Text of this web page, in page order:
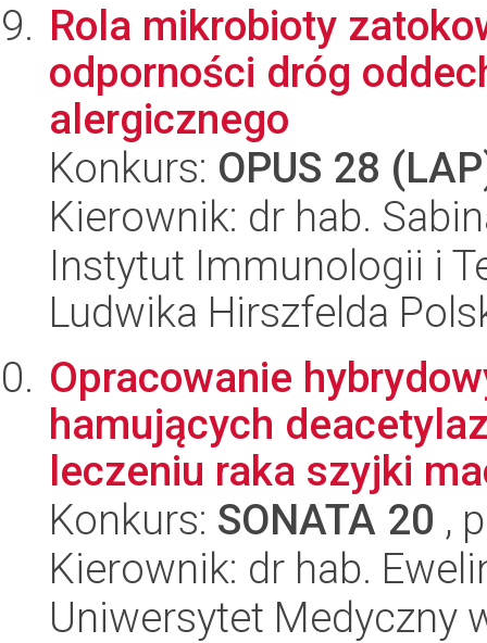
Rola mikrobioty
odporności dróg
alergicznego
Konkurs: OPUS 28
Kierownik: dr hab.
Instytut Immunologii i
Ludwika Hirszfelda
Opracowanie
hamujących
leczeniu raka szyjki
Konkurs: SONATA 20 ,
Kierownik: dr hab.
Uniwersytet Medyczny